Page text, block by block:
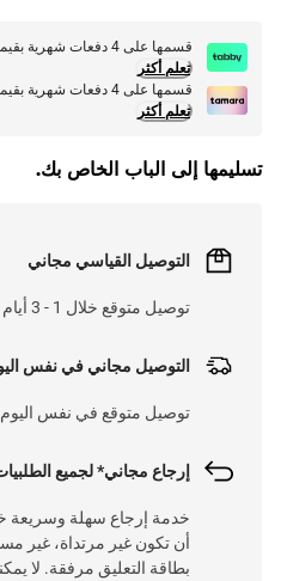
قسمها على 4 دفعات شهرية بقيمة
تعلم أكثر
قسمها على 4 دفعات شهرية بقيمة
تعلم أكثر
تسليمها إلى الباب الخاص بك.
التوصيل القياسي مجاني
توصيل متوقع خلال 1 - 3 أيام عمل على 300 د.إ.
التوصيل مجاني في نفس
توصيل متوقع في نفس اليوم على
إرجاع مجاني* لجميع
أن تكون غير مرتداة، غير
بطاقة التعليق مرفقة. لا